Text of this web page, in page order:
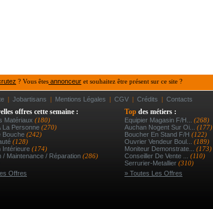
? Vous êtes annonceur et souhaitez être présent sur ce site ?
| Jobartisans | Mentions Légales | CGV | Crédits | Contacts
offres cette semaine :
Matériaux (180)
La Personne (270)
Bouche (242)
(128)
Intérieure (174)
/ Maintenance / Réparation (286)
Offres
Top des métiers :
Equipier Magasin F/h... (268)
Auchan Nogent Sur Oi... (177)
Boucher En Stand F/h (122)
Ouvrier Vendeur Boul... (189)
Moniteur Demonstrate... (173)
Conseiller De Vente ... (110)
Serrurier-Metallier (310)
» Toutes Les Offres